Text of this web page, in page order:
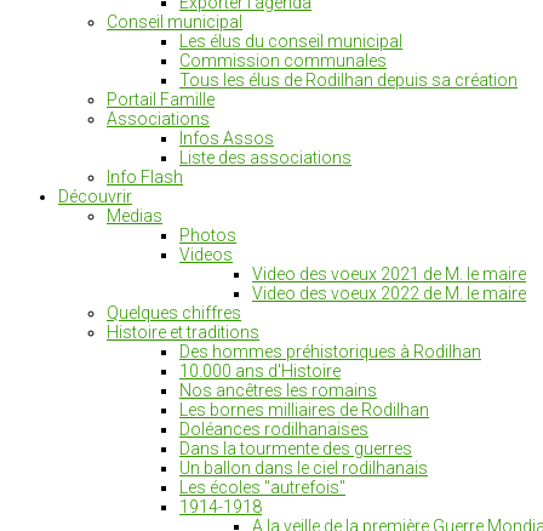
Conseil municipal
Les élus du conseil municipal
Commission communales
Tous les élus de Rodilhan depuis sa création
Portail Famille
Associations
Infos Assos
Liste des associations
Info Flash
Découvrir
Medias
Photos
Videos
Video des voeux 2021 de M. le maire
Video des voeux 2022 de M. le maire
Quelques chiffres
Histoire et traditions
Des hommes préhistoriques à Rodilhan
10.000 ans d'Histoire
Nos ancêtres les romains
Les bornes milliaires de Rodilhan
Doléances rodilhanaises
Dans la tourmente des guerres
Un ballon dans le ciel rodilhanais
Les écoles "autrefois"
1914-1918
A la veille de la première Guerre